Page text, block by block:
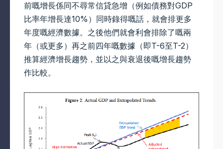
前嘅增長係同不尋常信貸急增（例如債務對GDP
比率年增長達10%）同時錄得嘅話，就會排更多
年度嘅經濟數據。之後他們就會利會排除了嘅兩
年（或更多）再之前四年嘅數據（即T-6至T-2）
推算經濟增長趨勢，並以之與衰退後嘅增長趨勢
作比較。